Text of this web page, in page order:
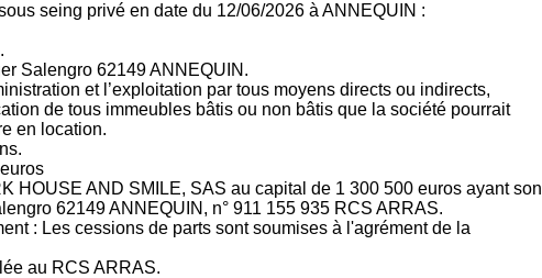
seing privé en date du 12/06/2026 à ANNEQUIN :
Salengro 62149 ANNEQUIN.
et l’exploitation par tous moyens directs ou indirects,
de tous immeubles bâtis ou non bâtis que la société pourrait
en location.
HOUSE AND SMILE, SAS au capital de 1 300 500 euros ayant son
62149 ANNEQUIN, n° 911 155 935 RCS ARRAS.
: Les cessions de parts sont soumises à l'agrément de la
au RCS ARRAS.